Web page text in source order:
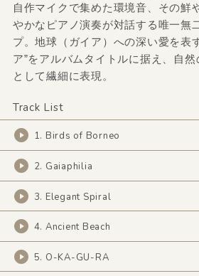
自作マイクで集めた環境音、その鮮
やかなピアノ演奏が対話する唯一無
プ。地球（ガイア）への深い愛を表
ア”をアルバムタイトルに据え、自
として繊細に表現。
Track List
1. Birds of Borneo
2. Gaiaphilia
3. Elegant Spiral
4. Ancient Beach
5. O-KA-GU-RA